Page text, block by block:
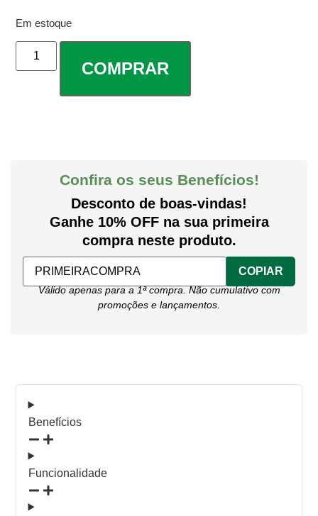
Em estoque
COMPRAR
Confira os seus Benefícios!
Desconto de boas-vindas!
Ganhe 10% OFF na sua primeira
compra neste produto.
COPIAR
Válido apenas para a 1ª compra. Não cumulativo com
promoções e lançamentos.
Benefícios
Funcionalidade